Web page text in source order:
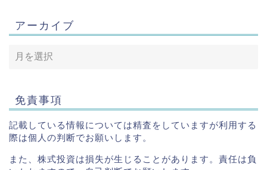
アーカイブ
免責事項
記載している情報については精査をしていますが利用する
際は個人の判断でお願いします。
また、株式投資は損失が生じることがあります。責任は負